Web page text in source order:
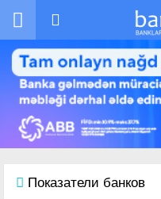
Перейти к основному
Показатели банков